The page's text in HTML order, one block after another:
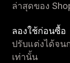
ล่าสุดของ
ลองใช้ก่อนซื้อ
ปรับแต่งได้จน
เท่านั้น